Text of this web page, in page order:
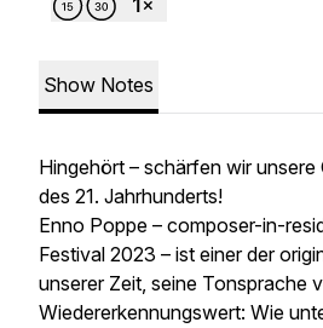
Show Notes
Hingehört – schärfen wir unsere
des 21. Jahrhunderts!
Enno Poppe – composer-in-
Festival 2023 – ist einer der
unserer Zeit, seine Tonsprache
Wiedererkennungswert: Wie